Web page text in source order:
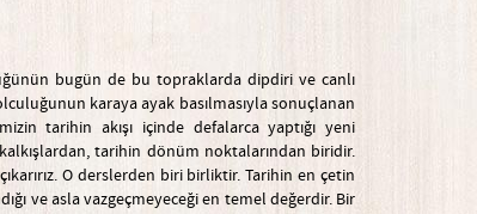
bugün de bu topraklarda dipdiri ve canlı
karaya ayak basılmasıyla sonuçlanan
tarihin akışı içinde defalarca yaptığı yeni
tarihin dönüm noktalarından biridir.
O derslerden biri birliktir. Tarihin en çetin
ve asla vazgeçmeyeceği en temel değerdir. Bir